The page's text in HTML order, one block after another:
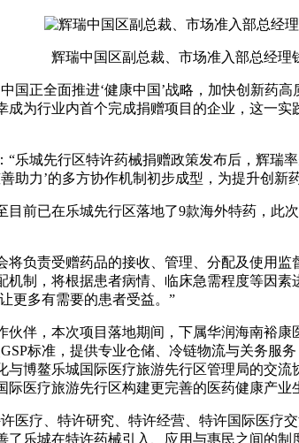
超级工厂 智敬中国 全民健康 颜
辉瑞中国区副总裁、市场准入部总经理
正全面推进‘健康中国’战略，加快创新药
为行业内首个完成捐赠项目的企业，这一实
乐城先行区特许药械捐赠政策发布后，辉瑞
助力’的多方协作机制初步成型，为提升创
前已在乐城先行区落地了9款海外特药，
负责受赠药品的接收、管理、分配及使用
制，将根据患者病情、临床急需程度等因
更多有需要的患者受益。”
伴，本次项目落地期间，下属华润海南裕
标准，提供专业仓储、冷链物流与关务服
博鳌乐城国际医疗旅游先行区管理局的交
医疗旅游先行区构建更完善的医药健康产业
医疗、特许研究、特许经营、特许国际医
乐城在特许药械引入、应用与惠民之间的制